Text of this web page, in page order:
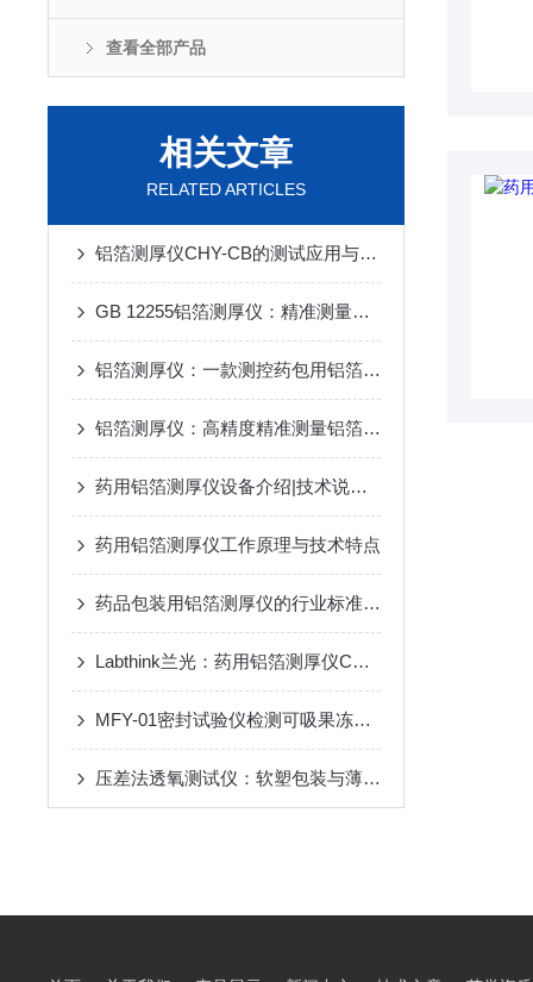
查看全部产品
相关文章
RELATED ARTICLES
铝箔测厚仪CHY-CB的测试应用与执行标准介绍
GB 12255铝箔测厚仪：精准测量铝箔厚度，严格把控药品包装质量
铝箔测厚仪：一款测控药包用铝箔材料的精密仪器
铝箔测厚仪：高精度精准测量铝箔材料厚度
药用铝箔测厚仪设备介绍|技术说明|工作原理|操作方法
药用铝箔测厚仪工作原理与技术特点
药品包装用铝箔测厚仪的行业标准与仪器介绍
Labthink兰光：药用铝箔测厚仪CHY-C2A
MFY-01密封试验仪检测可吸果冻铝塑复合膜包装密封性能
压差法透氧测试仪：软塑包装与薄膜透氧性能检测利器